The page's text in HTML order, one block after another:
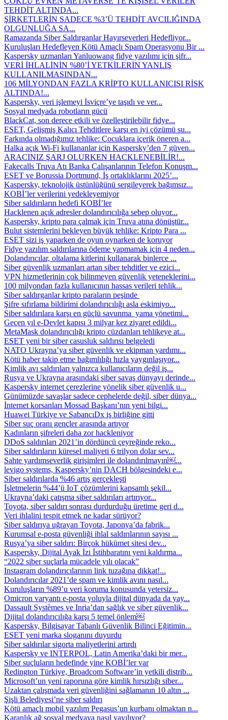
TEHDİT ALTINDA...
ŞİRKETLERİN SADECE %3’Ü TEHDİT AVCILIĞINDA
OLGUNLUĞA SA...
Ramazanda Siber Saldırganlar Hayırseverleri Hedefliyor...
Kuruluşları Hedefleyen Kötü Amaçlı Spam Operasyonu Bir ...
Kaspersky uzmanları Yanluowang fidye yazılımı için şifr...
VERİ İHLALİNİN %80’İ YETKİLERİN YANLIŞ
KULLANILMASINDAN...
106 MİLYONDAN FAZLA KRİPTO KULLANICISI RİSK
ALTINDA!...
Kaspersky, veri işlemeyi İsviçre’ye taşıdı ve ver...
Sosyal medyada robotların gücü
BlackCat, son derece etkili ve özelleştirilebilir fidye...
ESET, Gelişmiş Kalıcı Tehditlere karşı en iyi çözümü su...
Farkında olmadığımız tehlike: Çocuklara içerik öneren a...
Halka açık Wi-Fi kullananlar için Kaspersky’den 7 güven...
ARACINIZ ŞARJ OLURKEN HACKLENEBİLİR!...
Fakecalls Truva Atı Banka Çalışanlarının Telefon Konuşm...
ESET ve Borussia Dortmund, İş ortaklıklarını 2025’...
Kaspersky, teknolojik üstünlüğünü sergileyerek bağımsız...
KOBİ’ler verilerini yedekleyemiyor
Siber saldırıların hedefi KOBİ’ler
Hacklenen açık adresler dolandırıcılığa sebep oluyor...
Kaspersky, kripto para çalmak için Truva atına dönüştür...
Bulut sistemlerini bekleyen büyük tehlike: Kripto Para ...
ESET sizi iş yaparken de oyun oynarken de koruyor
Fidye yazılım saldırılarına ödeme yapmamak için 4 neden...
Dolandırıcılar, oltalama kitlerini kullanarak binlerce ...
Siber güvenlik uzmanları artan siber tehditler ve ezici...
VPN hizmetlerinin çok bilinmeyen güvenlik yeteneklerini...
100 milyondan fazla kullanıcının hassas verileri tehlik...
Siber saldırganlar kripto paraların peşinde
Şifre sıfırlama bildirimi dolandırıcılığı asla eskimiyo...
Siber saldırılara karşı en güçlü savunma yama yönetimi...
Geçen yıl e-Devlet kapısı 3 milyar kez ziyaret edildi...
MetaMask dolandırıcılığı kripto cüzdanları tehlikeye at...
ESET yeni bir siber casusluk saldırısı belgeledi
NATO Ukrayna’ya siber güvenlik ve ekipman yardımı...
Kötü haber takip etme bağımlılığı hızla yaygınlaşıyor...
Kimlik avı saldırıları yalnızca kullanıcıların değil iş...
Rusya ve Ukrayna arasındaki siber savaş dünyayı derinde...
Kaspersky internet çerezlerine yönelik siber güvenlik u...
Günümüzde savaşlar sadece cephelerde değil, siber dünya...
İnternet korsanları Mossad Başkanı’nın yeni bilgi...
Huawei Türkiye ve SabancıDx iş birliğine gitti
Siber suç oranı gençler arasında artıyor
Kadınların şifreleri daha zor hackleniyor
DDoS saldırıları 2021’in dördüncü çeyreğinde reko...
Siber saldırıların küresel maliyeti 6 trilyon dolar sev...
Sahte yardımseverlik girişimleri ile dolandırılmayın￼...
levigo systems, Kaspersky’nin DACH bölgesindeki e...
Siber saldırılarda %46 artış gerçekleşti
İşletmelerin %44’ü IoT çözümlerini kapsamlı şekil...
Ukrayna’daki çatışma siber saldırıları artırıyor...
Toyota, siber saldırı sonrası durdurduğu üretime geri d...
Veri ihlalini tespit etmek ne kadar sürüyor?
Siber saldırıya uğrayan Toyota, Japonya’da fabrik...
Kurumsal e-posta güvenliği ihlal saldırılarının sayısı ...
Rusya’ya siber saldırı: Birçok hükümet sitesi dev...
Kaspersky, Dijital Ayak İzi İstihbaratını yeni kaldırma...
“2022 siber suçlarla mücadele yılı olacak”
Instagram dolandırıcılarının link tuzağına dikkat!...
Dolandırıcılar 2021’de spam ve kimlik avını nasıl...
Kuruluşların %89’u veri koruma konusunda yetersiz...
Omicron varyantı e-posta yoluyla dijital dünyada da yay...
Dassault Systèmes ve Inria’dan sağlık ve siber güvenlik...
Dijital dolandırıcılığa karşı 5 temel önlem￼
Kaspersky, Bilgisayar Tabanlı Güvenlik Bilinci Eğitimin...
ESET yeni marka sloganını duyurdu
Siber saldırılar sigorta maliyetlerini artırdı
Kaspersky ve INTERPOL, Latin Amerika’daki bir mer...
Siber suçluların hedefinde yine KOBİ’ler var
Redington Türkiye, Broadcom Software’in yetkili distrib...
Microsoft’un yeni raporuna göre kimlik hırsızlığı siber...
Uzaktan çalışmada veri güvenliğini sağlamanın 10 altın ...
Şişli Belediyesi’ne siber saldırı
Kötü amaçlı mobil yazılım Pegasus’un kurbanı olmaktan n...
Karanlık ağ sosyal medyaya nasıl yayılıyor?